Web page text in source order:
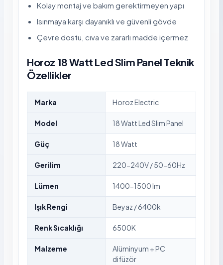
Kolay montaj ve bakım gerektirmeyen yapı
Isınmaya karşı dayanıklı ve güvenli gövde
Çevre dostu, cıva ve zararlı madde içermez
Horoz 18 Watt Led Slim Panel Teknik
Özellikler
Marka Horoz Electric
Model 18 Watt Led Slim Panel
Güç 18 Watt
Gerilim 220-240V / 50-60Hz
Lümen 1400-1500 lm
Işık Rengi Beyaz / 6400k
Renk Sıcaklığı 6500K
Malzeme
Alüminyum + PC
difüzör